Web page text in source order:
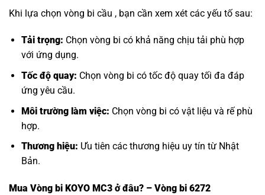
Khi lựa chọn vòng bi cầu , bạn cần xem xét các yếu tố sau:
Tải trọng: Chọn vòng bi có khả năng chịu tải phù hợp
với ứng dụng.
Tốc độ quay: Chọn vòng bi có tốc độ quay tối đa đáp
ứng yêu cầu.
Môi trường làm việc: Chọn vòng bi có vật liệu và rế phù
hợp.
Thương hiệu: Ưu tiên các thương hiệu uy tín từ Nhật
Bản.
Mua Vòng bi KOYO MC3 ở đâu? – Vòng bi 6272